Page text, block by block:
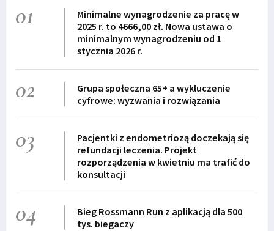
01
Minimalne wynagrodzenie za pracę w
2025 r. to 4666,00 zł. Nowa ustawa o
minimalnym wynagrodzeniu od 1
stycznia 2026 r.
02
Grupa społeczna 65+ a wykluczenie
cyfrowe: wyzwania i rozwiązania
03
Pacjentki z endometriozą doczekają się
refundacji leczenia. Projekt
rozporządzenia w kwietniu ma trafić do
konsultacji
04
Bieg Rossmann Run z aplikacją dla 500
tys. biegaczy